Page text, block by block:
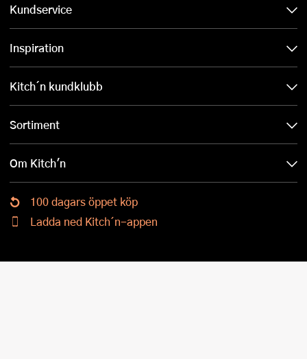
Kundservice
Inspiration
Kitch´n kundklubb
Sortiment
Om Kitch'n
100 dagars öppet köp
Ladda ned Kitch´n-appen